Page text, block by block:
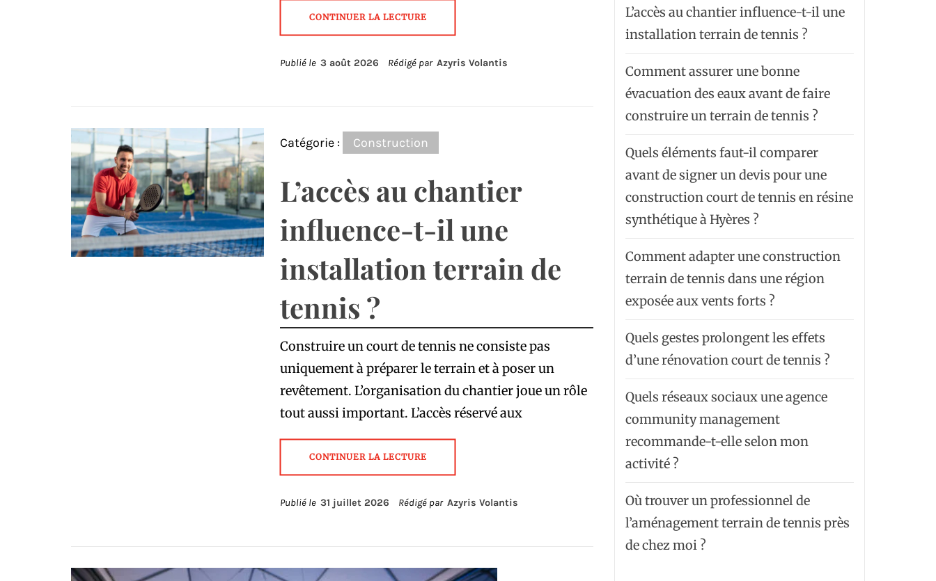
CONTINUER LA LECTURE
Publié le 3 août 2026 Rédigé par Azyris Volantis
Catégorie : Construction
L’accès au chantier
influence-t-il une
installation terrain de
tennis ?
Construire un court de tennis ne consiste pas
uniquement à préparer le terrain et à poser un
revêtement. L’organisation du chantier joue un rôle
tout aussi important. L’accès réservé aux
CONTINUER LA LECTURE
Publié le 31 juillet 2026 Rédigé par Azyris Volantis
L’accès au chantier influence-t-il une
installation terrain de tennis ?
Comment assurer une bonne
évacuation des eaux avant de faire
construire un terrain de tennis ?
Quels éléments faut-il comparer
avant de signer un devis pour une
construction court de tennis en résine
synthétique à Hyères ?
Comment adapter une construction
terrain de tennis dans une région
exposée aux vents forts ?
Quels gestes prolongent les effets
d’une rénovation court de tennis ?
Quels réseaux sociaux une agence
community management
recommande-t-elle selon mon
activité ?
Où trouver un professionnel de
l’aménagement terrain de tennis près
de chez moi ?